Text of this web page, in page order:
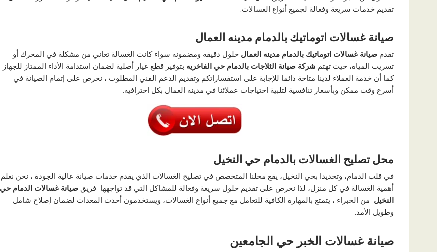
تقديم خدمات سريعة وفعالة لجميع أنواع الغسالات.
صيانة غسالات اتوماتيك بالدمام مدينه العمال
تقدم صيانة غسالات اتوماتيك بالدمام مدينه العمال حلول دقيقه ومضمونه سواء كانت الغسالة تعاني من مشكلة في المحرك أو
تسريب المياه، حيث تهتم شركة صيانة الثلاجات بالدمام حي الفاخريه بتوفير قطع غيار أصلية لضمان استدامة الأداء الممتاز للجهاز
كما أن خدمة العملاء لدينا متاحة دائما للإجابة على استفساراتكم وتقديم الدعم الفني المطلوب ، نحرص على إتمام الصيانة في
أسرع وقت ممكن وبأسعار تنافسية لتلبية احتياجات عملائنا في مدينه العمال بكل احترافيه.
محل تصليح الغسالات بالدمام حي النخيل
في قلب الدمام، وتحديدا بحي النخيل، يقع محلنا المتخصص في تصليح الغسالات الذي يقدم خدمات صيانة عالية الجودة ، نحن نعلم
أهمية الغسالة في كل منزل، لذا نحرص على تقديم حلول سريعة وفعالة للمشاكل التي قد تواجهها فريق صيانة غسالات الدمام حي
النخيل من الخبراء ، يتمتع بالمهارة الكافية للتعامل مع جميع أنواع الغسالات، ويستخدمون أحدث المعدات لضمان إصلاح شامل
وطويل الأمد.
صيانة غسالات الخبر حي الجامعين